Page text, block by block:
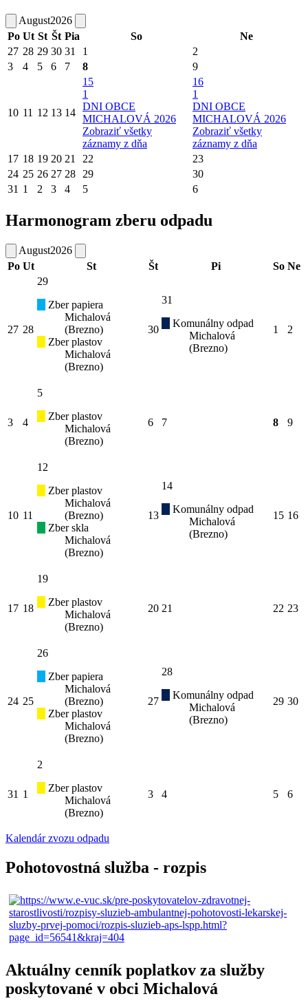
August2026
Po Ut St Št Pia So
Ne
27 28 29 30 31 1
2
3
4 5 6 7 8 9
10 11 12 13 14
15
1
DNI OBCE
MICHALOVÁ 2026
Zobraziť všetky
záznamy z dňa
16
1
DNI OBCE
MICHALOVÁ 2026
Zobraziť všetky
záznamy z dňa
17 18 19 20 21 22
23
24 25 26 27 28 29
30
31 1 2 3 4 5 6
Harmonogram zberu odpadu
August2026
Po Ut St Št Pi So Ne
27 28
29
Zber papiera
Michalová
(Brezno)
Zber plastov
Michalová
(Brezno)
30
31
Komunálny odpad
Michalová
(Brezno)
1 2
3 4
5
Zber plastov
Michalová
(Brezno)
6 7 8 9
10 11
12
Zber plastov
Michalová
(Brezno)
Zber skla
Michalová
(Brezno)
13
14
Komunálny odpad
Michalová
(Brezno)
15 16
17 18
19
Zber plastov
Michalová
(Brezno)
20 21 22 23
24 25
26
Zber papiera
Michalová
(Brezno)
Zber plastov
Michalová
(Brezno)
27
28
Komunálny odpad
Michalová
(Brezno)
29 30
31 1
2
Zber plastov
Michalová
(Brezno)
3 4 5 6
Kalendár zvozu odpadu
Pohotovostná služba - rozpis
Aktuálny cenník poplatkov za služby
poskytované v obci Michalová